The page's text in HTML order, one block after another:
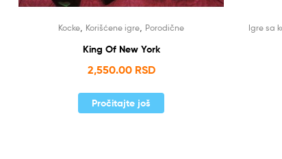
Kocke Korišćene igre Porodične
King Of New York
2,550.00 RSD
Pročitajte još
Igre sa